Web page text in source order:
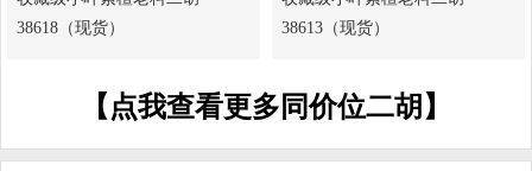
38618（现货）
38613（现货）
【点我查看更多同价位二胡】